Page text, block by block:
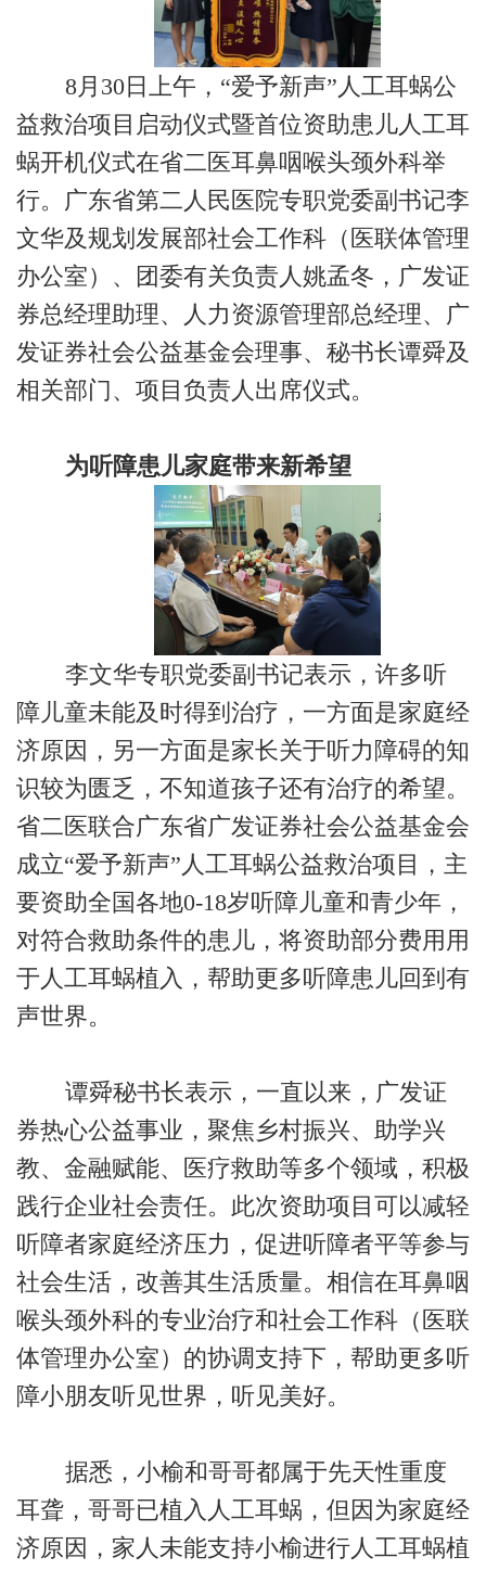
8月30日上午，“爱予新声”人工耳蜗公
益救治项目启动仪式暨首位资助患儿人工耳
蜗开机仪式在省二医耳鼻咽喉头颈外科举
行。广东省第二人民医院专职党委副书记李
文华及规划发展部社会工作科（医联体管理
办公室）、团委有关负责人姚孟冬，广发证
券总经理助理、人力资源管理部总经理、广
发证券社会公益基金会理事、秘书长谭舜及
相关部门、项目负责人出席仪式。
为听障患儿家庭带来新希望
李文华专职党委副书记表示，许多听
障儿童未能及时得到治疗，一方面是家庭经
济原因，另一方面是家长关于听力障碍的知
识较为匮乏，不知道孩子还有治疗的希望。
省二医联合广东省广发证券社会公益基金会
成立“爱予新声”人工耳蜗公益救治项目，主
要资助全国各地0-18岁听障儿童和青少年，
对符合救助条件的患儿，将资助部分费用用
于人工耳蜗植入，帮助更多听障患儿回到有
声世界。
谭舜秘书长表示，一直以来，广发证
券热心公益事业，聚焦乡村振兴、助学兴
教、金融赋能、医疗救助等多个领域，积极
践行企业社会责任。此次资助项目可以减轻
听障者家庭经济压力，促进听障者平等参与
社会生活，改善其生活质量。相信在耳鼻咽
喉头颈外科的专业治疗和社会工作科（医联
体管理办公室）的协调支持下，帮助更多听
障小朋友听见世界，听见美好。
据悉，小榆和哥哥都属于先天性重度
耳聋，哥哥已植入人工耳蜗，但因为家庭经
济原因，家人未能支持小榆进行人工耳蜗植